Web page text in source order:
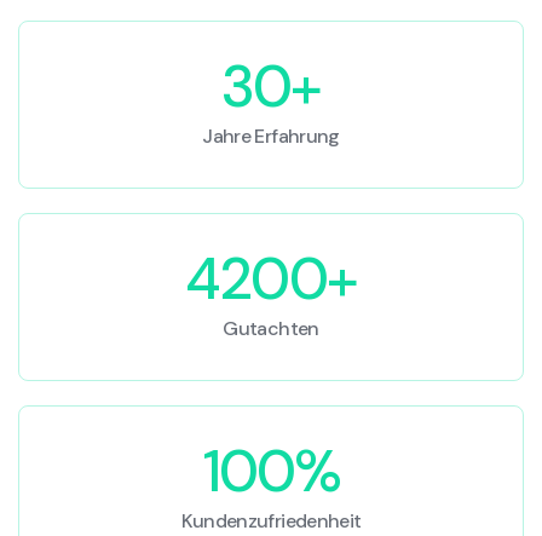
30+
Jahre Erfahrung
4200+
Gutachten
100%
Kundenzufriedenheit